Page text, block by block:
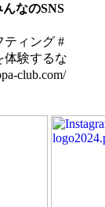
なのSNS
ティング #
体験するな
club.com/